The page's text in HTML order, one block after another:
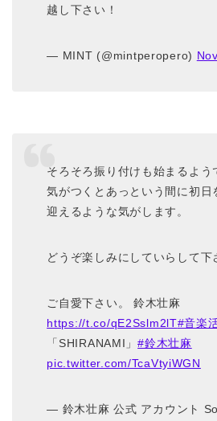
越し下さい！
— MINT (@mintperopero)
そろそろ振り付けも始まるよう
気がつくとあっという間に初日
迎えるような気がします。
どうぞ楽しみにしていらして下
ご自愛下さい。 鈴木壮麻
https://t.co/qE2Sslm2lT#音楽
「SHIRANAMI」#鈴木壮麻
pic.twitter.com/TcaVtyiWGN
— 鈴木壮麻 公式 アカウント